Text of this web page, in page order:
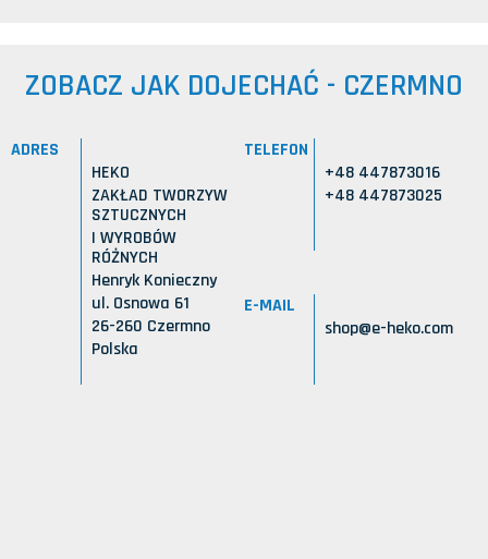
ZOBACZ JAK DOJECHAĆ - CZERMNO
ADRES
HEKO
ZAKŁAD TWORZYW
SZTUCZNYCH
I WYROBÓW
RÓŻNYCH
Henryk Konieczny
ul. Osnowa 61
26-260 Czermno
Polska
TELEFON
+48 447873016
+48 447873025
E-MAIL
shop@e-heko.com